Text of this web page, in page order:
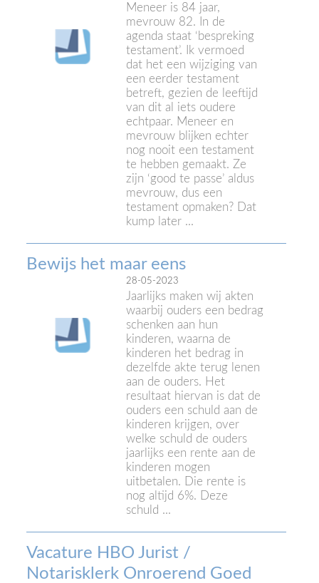
Meneer is 84 jaar,
mevrouw 82. In de
agenda staat ‘bespreking
testament’. Ik vermoed
dat het een wijziging van
een eerder testament
betreft, gezien de leeftijd
van dit al iets oudere
echtpaar. Meneer en
mevrouw blijken echter
nog nooit een testament
te hebben gemaakt. Ze
zijn ‘good te passe’ aldus
mevrouw, dus een
testament opmaken? Dat
kump later ...
Bewijs het maar eens
28-05-2023
Jaarlijks maken wij akten
waarbij ouders een bedrag
schenken aan hun
kinderen, waarna de
kinderen het bedrag in
dezelfde akte terug lenen
aan de ouders. Het
resultaat hiervan is dat de
ouders een schuld aan de
kinderen krijgen, over
welke schuld de ouders
jaarlijks een rente aan de
kinderen mogen
uitbetalen. Die rente is
nog altijd 6%. Deze
schuld ...
Vacature HBO Jurist /
Notarisklerk Onroerend Goed